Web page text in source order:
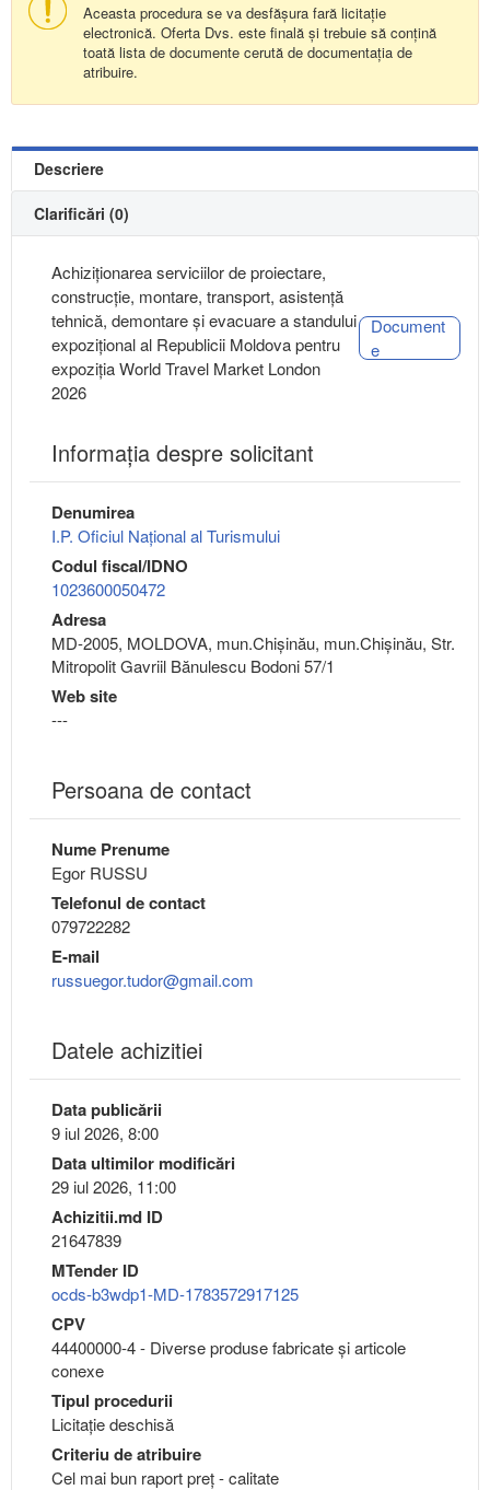
Aceasta procedura se va desfășura fară licitație
electronică. Oferta Dvs. este finală și trebuie să conțină
toată lista de documente cerută de documentația de
atribuire.
Descriere
Clarificări (0)
Achiziționarea serviciilor de proiectare,
construcție, montare, transport, asistență
tehnică, demontare și evacuare a standului
expozițional al Republicii Moldova pentru
expoziția World Travel Market London
2026
Document
e
Informaţia despre solicitant
Denumirea
I.P. Oficiul Național al Turismului
Codul fiscal/IDNO
1023600050472
Adresa
MD-2005, MOLDOVA, mun.Chişinău, mun.Chişinău, Str.
Mitropolit Gavriil Bănulescu Bodoni 57/1
Web site
---
Persoana de contact
Nume Prenume
Egor RUSSU
Telefonul de contact
079722282
E-mail
russuegor.tudor@gmail.com
Datele achizitiei
Data publicării
9 iul 2026, 8:00
Data ultimilor modificări
29 iul 2026, 11:00
Achizitii.md ID
21647839
MTender ID
ocds-b3wdp1-MD-1783572917125
CPV
44400000-4 - Diverse produse fabricate şi articole
conexe
Tipul procedurii
Licitație deschisă
Criteriu de atribuire
Cel mai bun raport preț - calitate